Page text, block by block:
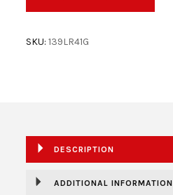
SKU:139LR41G
DESCRIPTION
ADDITIONAL INFORMATION